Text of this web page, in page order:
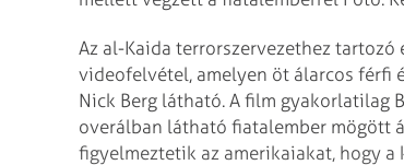
Az al-Kaida terrorszervezethez
videofelvétel, amelyen öt álarcos férfi
Nick Berg látható. A film gyakorlatilag
overálban látható fiatalember mögött
figyelmeztetik az amerikaiakat, hogy